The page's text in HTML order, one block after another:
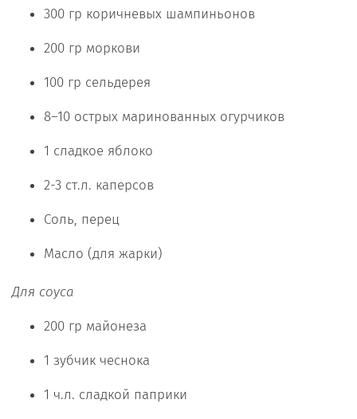
300 гр коричневых шампиньонов
200 гр моркови
100 гр сельдерея
8–10 острых маринованных огурчиков
1 сладкое яблоко
2-3 ст.л. каперсов
Соль, перец
Масло (для жарки)
Для соуса
200 гр майонеза
1 зубчик чеснока
1 ч.л. сладкой паприки